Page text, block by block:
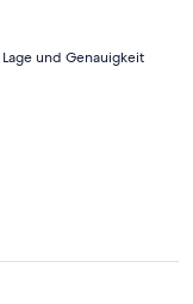
und Genauigkeit